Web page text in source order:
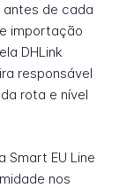
de cada
importação
DHLink
responsável
rota e nível
Smart EU Line
nos